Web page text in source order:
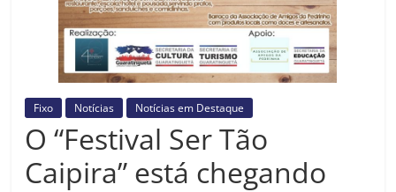
Fixo Notícias Notícias em Destaque
O “Festival Ser Tão
Caipira” está chegando